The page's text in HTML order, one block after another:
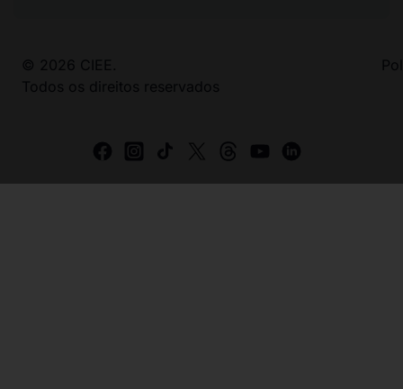
© 2026 CIEE.
Todos os direitos reservados